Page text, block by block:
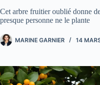
Cet arbre fruitier oublié donne
presque personne ne le plante
MARINE GARNIER 14